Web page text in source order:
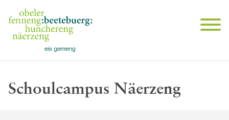
Schoulcampus Näerzeng